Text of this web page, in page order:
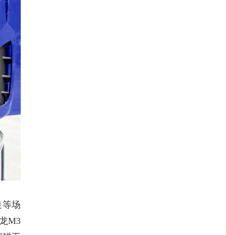
场
M3